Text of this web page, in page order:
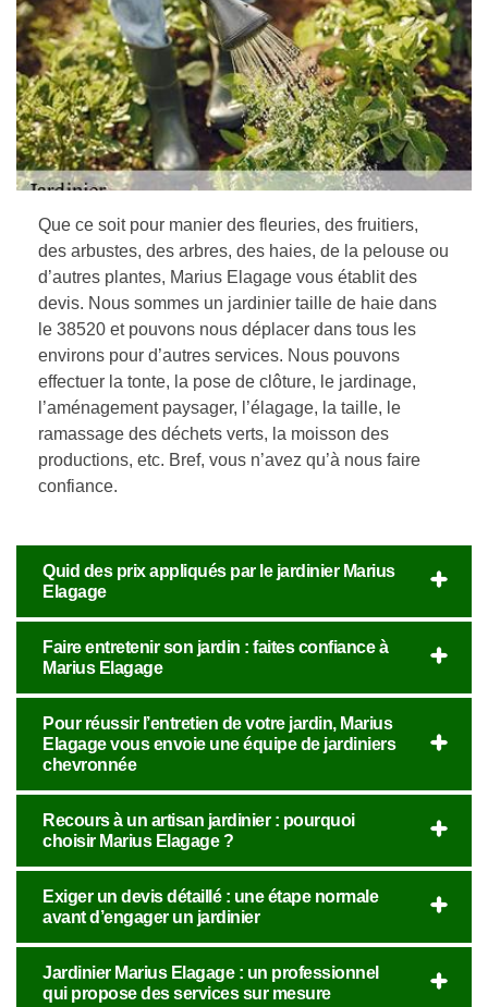
Que ce soit pour manier des fleuries, des fruitiers,
des arbustes, des arbres, des haies, de la pelouse ou
d’autres plantes, Marius Elagage vous établit des
devis. Nous sommes un jardinier taille de haie dans
le 38520 et pouvons nous déplacer dans tous les
environs pour d’autres services. Nous pouvons
effectuer la tonte, la pose de clôture, le jardinage,
l’aménagement paysager, l’élagage, la taille, le
ramassage des déchets verts, la moisson des
productions, etc. Bref, vous n’avez qu’à nous faire
confiance.
Quid des prix appliqués par le jardinier Marius
Elagage
Faire entretenir son jardin : faites confiance à
Marius Elagage
Pour réussir l’entretien de votre jardin, Marius
Elagage vous envoie une équipe de jardiniers
chevronnée
Recours à un artisan jardinier : pourquoi
choisir Marius Elagage ?
Exiger un devis détaillé : une étape normale
avant d’engager un jardinier
Jardinier Marius Elagage : un professionnel
qui propose des services sur mesure